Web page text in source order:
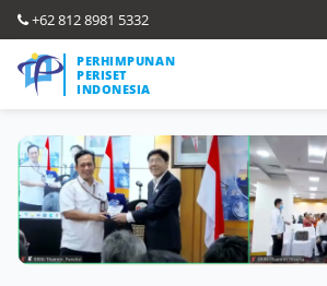
+62 812 8981 5332
PERHIMPUNAN
PERISET
INDONESIA